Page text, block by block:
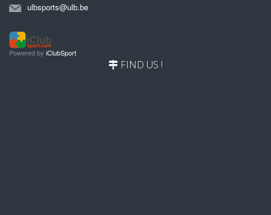
ulbsports@ulb.be
Powered by iClubSport
FIND US !